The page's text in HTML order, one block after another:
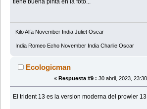
Kilo Alfa November India Juliet Oscar
India Romeo Echo November India Charlie Oscar
Ecologicman
« Respuesta #9 : 30 abril, 2023,
El trident 13 es la version moderna del prowler